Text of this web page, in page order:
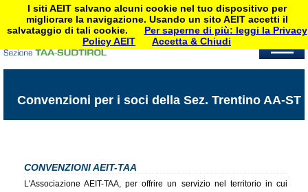
Convenzioni per i soci della Sez. Trentino AA-ST
CONVENZIONI AEIT-TAA
L'Associazione AEIT-TAA, per offrire un servizio nel territorio in cui
I siti AEIT salvano alcuni cookie nel tuo dispositivo per
migliorare la navigazione. Usando un sito AEIT accetti il
salvataggio di tali cookie.
Per saperne di più: leggi la Privacy
Policy AEIT
Accetta & Chiudi